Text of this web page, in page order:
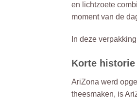
en lichtzoete
moment van de
In deze
Korte historie
AriZona werd
theesmaken, is